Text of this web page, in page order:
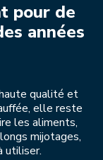
pour de
années
qualité et
elle reste
les aliments,
mijotages,
utiliser.